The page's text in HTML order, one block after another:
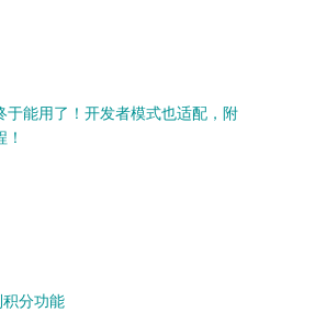
于能用了！开发者模式也适配，附
分功能